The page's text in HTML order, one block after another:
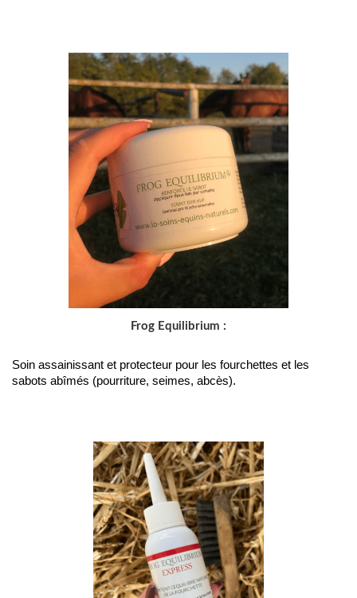
Frog Equilibrium :
Soin assainissant et protecteur pour les fourchettes et les
sabots abîmés (pourriture, seimes, abcès).